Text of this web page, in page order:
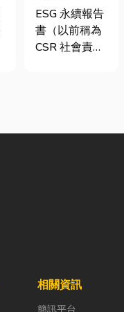
要上市櫃才寫
嗎？3步驟擺
脫綠色轉型焦
ESG 永續報告
書（以前稱為
CSR 社會責任
責任（S）與
多中小企業主
相關資訊
簡訊平台